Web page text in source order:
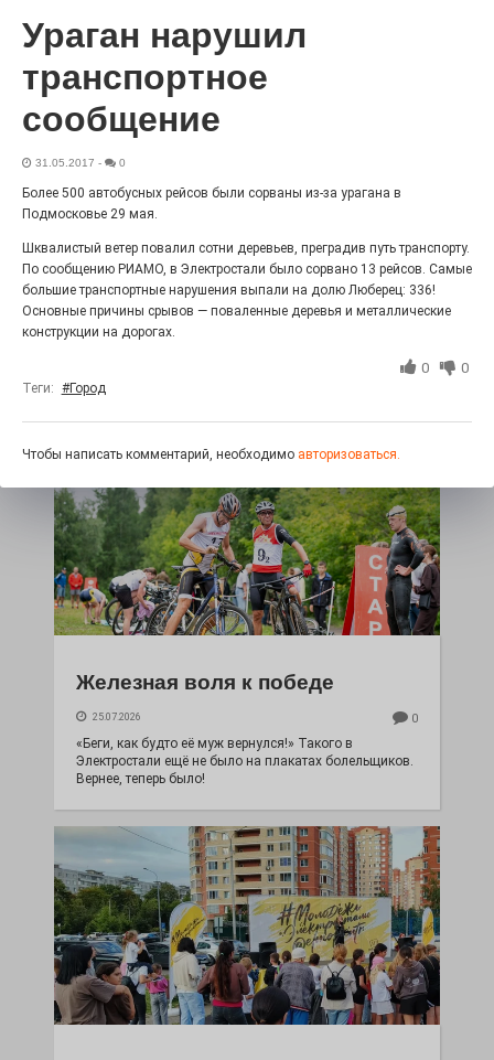
Юбилейным курсом
меняет облик.
Железная воля к победе
25.07.2026 0
«Беги, как будто её муж вернулся!» Такого в
Электростали ещё не было на плакатах болельщиков.
Вернее, теперь было!
Ураган нарушил
транспортное
сообщение
31.05.2017 - 0
Более 500 автобусных рейсов были сорваны из-за урагана в
Подмосковье 29 мая.
Шквалистый ветер повалил сотни деревьев, преградив путь транспорту.
По сообщению РИАМО, в Электростали было сорвано 13 рейсов. Самые
большие транспортные нарушения выпали на долю Люберец: 336!
Основные причины срывов — поваленные деревья и металлические
конструкции на дорогах.
0 0
Теги: #Город
Чтобы написать комментарий, необходимо авторизоваться.